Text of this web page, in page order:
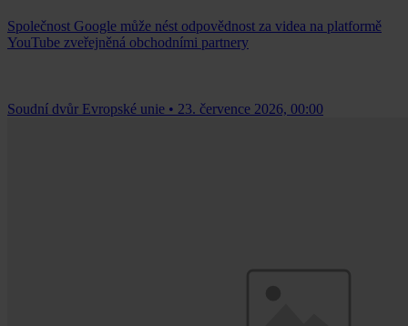
Společnost Google může nést odpovědnost za videa na platformě
YouTube zveřejněná obchodními partnery
Soudní dvůr Evropské unie • 23. července 2026, 00:00